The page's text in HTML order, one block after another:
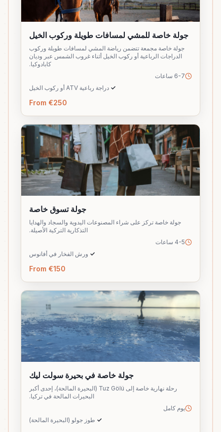
جولة خاصة للمشي لمسافات طويلة وركوب الخيل
جولة خاصة مجمعة تتضمن رياضة المشي لمسافات طويلة وركوب
الدراجات الرباعية أو ركوب الخيل أثناء غروب الشمس عبر وديان
كابادوكيا.
6-7 ساعات
✓ دراجة رباعية ATV أو ركوب الخيل
From €250
جولة تسوق خاصة
جولة خاصة تركز على شراء المصنوعات اليدوية والسجاد والهدايا
التذكارية التركية الأصيلة.
4-5 ساعات
✓ ورش الفخار في أفانوس
From €150
جولة خاصة في بحيرة سولت ليك
رحلة نهارية خاصة إلى Tuz Gölü (البحيرة المالحة)، إحدى أكبر
البحيرات المالحة في تركيا.
يوم كامل
✓ طوز جولو (البحيرة المالحة)